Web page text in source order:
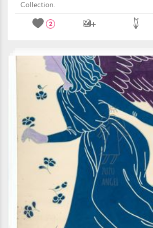
Collection.
2